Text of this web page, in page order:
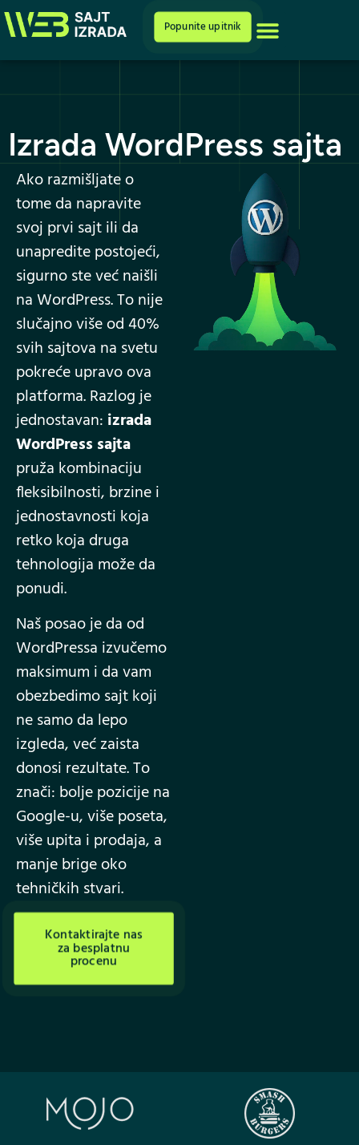
Popunite upitnik
Izrada WordPress sajta
Ako razmišljate o
tome da napravite
svoj prvi sajt ili da
unapredite postojeći,
sigurno ste već naišli
na WordPress. To nije
slučajno više od 40%
svih sajtova na svetu
pokreće upravo ova
platforma. Razlog je
jednostavan: izrada
WordPress sajta
pruža kombinaciju
fleksibilnosti, brzine i
jednostavnosti koja
retko koja druga
tehnologija može da
ponudi.
Naš posao je da od
WordPressa izvučemo
maksimum i da vam
obezbedimo sajt koji
ne samo da lepo
izgleda, već zaista
donosi rezultate. To
znači: bolje pozicije na
Google-u, više poseta,
više upita i prodaja, a
manje brige oko
tehničkih stvari.
Kontaktirajte nas
za besplatnu
procenu